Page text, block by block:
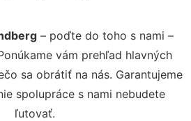
– poďte do toho s nami –
vám prehľad hlavných
sa obrátiť na nás. Garantujeme
spolupráce s nami nebudete
ľutovať.